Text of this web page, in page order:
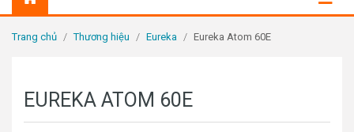
Trang chủ / Thương hiệu / Eureka / Eureka Atom 60E
EUREKA ATOM 60E